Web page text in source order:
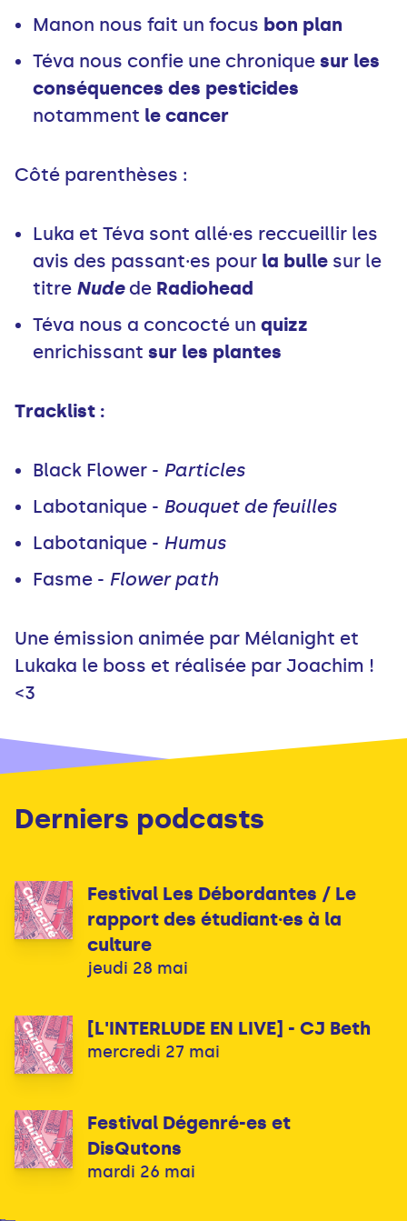
Manon nous fait un focus bon plan
Téva nous confie une chronique sur les
conséquences des pesticides
notamment le cancer
Côté parenthèses :
Luka et Téva sont allé·es reccueillir les
avis des passant·es pour la bulle sur le
titre Nudede Radiohead
Téva nous a concocté un quizz
enrichissant sur les plantes
Tracklist :
Black Flower - Particles
Labotanique - Bouquet de feuilles
Labotanique - Humus
Fasme - Flower path
Une émission animée par Mélanight et
Lukaka le boss et réalisée par Joachim !
<3
Derniers podcasts
Festival Les Débordantes / Le
rapport des étudiant·es à la
culture
jeudi 28 mai
[L'INTERLUDE EN LIVE] - CJ Beth
mercredi 27 mai
Festival Dégenré-es et
DisQutons
mardi 26 mai